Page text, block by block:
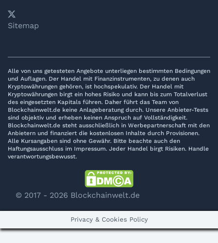
YouTube
𝕏LinkedIn
Telegram
Sitemap
Alle von uns getesteten Angebote unterliegen bestimmten Bedingungen
und Auflagen. Der Handel mit Finanzinstrumenten, zu denen auch
Kryptowährungen gehören, ist hochspekulativ. Der Handel mit
Kryptowährungen birgt ein hohes Risiko und kann bis zum Totalverlust
des eingesetzten Kapitals führen. Daher führt das Team von
Blockchainwelt.de keine Anlageberatung durch. Unsere Anbieter-Tests
sind objektiv und erheben keinen Anspruch auf Vollständigkeit.
Blockchainwelt.de steht ausschließlich in Werbepartnerschaft mit den
Anbietern und finanziert die kostenlosen Inhalte durch Provisionen.
Alle Kursangaben sind ohne Gewähr. Bitte beachte auch den
Haftungsausschluss im Impressum. Jeder Handel birgt Risiken. Handle
verantwortungsbewusst.
© 2017 - 2026 Blockchainwelt.de
Privacy & Cookies Policy